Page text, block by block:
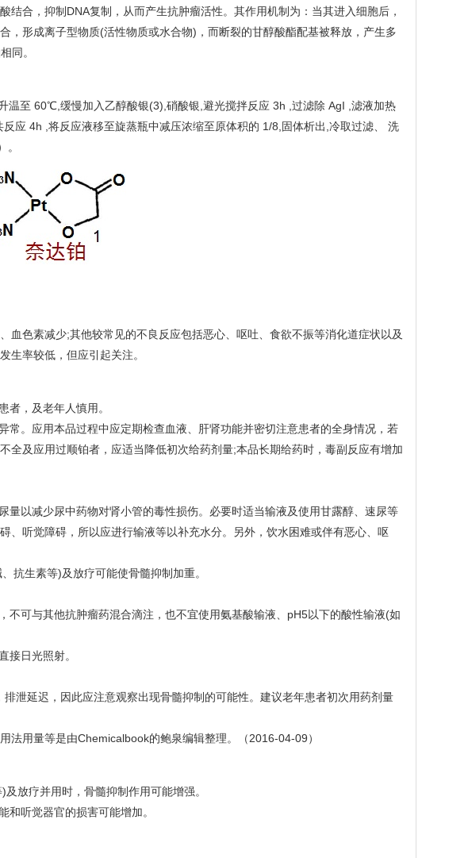
结合，抑制DNA复制，从而产生抗肿瘤活性。其作用机制为：当其进入细胞后，
，形成离子型物质(活性物质或水合物)，而断裂的甘醇酸酯配基被释放，产生多
同。
温至 60℃,缓慢加入乙醇酸银(3),硝酸银,避光搅拌反应 3h ,过滤除 AgI ,滤液加热
应 4h ,将反应液移至旋蒸瓶中减压浓缩至原体积的 1/8,固体析出,冷取过滤、 洗
血色素减少;其他较常见的不良反应包括恶心、呕吐、食欲不振等消化道症状以及
生率较低，但应引起关注。
者，及老年人慎用。
常。应用本品过程中应定期检查血液、肝肾功能并密切注意患者的全身情况，若
全及应用过顺铂者，应适当降低初次给药剂量;本品长期给药时，毒副反应有增加
量以减少尿中药物对肾小管的毒性损伤。必要时适当输液及使用甘露醇、速尿等
、听觉障碍，所以应进行输液等以补充水分。另外，饮水困难或伴有恶心、呕
抗生素等)及放疗可能使骨髓抑制加重。
不可与其他抗肿瘤药混合滴注，也不宜使用氨基酸输液、pH5以下的酸性输液(如
接日光照射。
泄延迟，因此应注意观察出现骨髓抑制的可能性。建议老年患者初次用药剂量
法用量等是由Chemicalbook的鲍泉编辑整理。（2016-04-09）
放疗并用时，骨髓抑制作用可能增强。
和听觉器官的损害可能增加。